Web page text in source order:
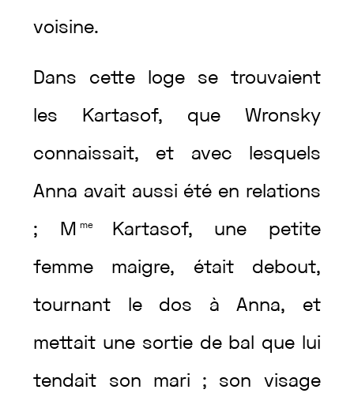
voisine.
Dans cette loge se trouvaient
les Kartasof, que Wronsky
connaissait, et avec lesquels
Anna avait aussi été en relations
; M me Kartasof, une petite
femme maigre, était debout,
tournant le dos àAnna, et
mettait une sortie de bal que lui
tendait son mari ; son visage